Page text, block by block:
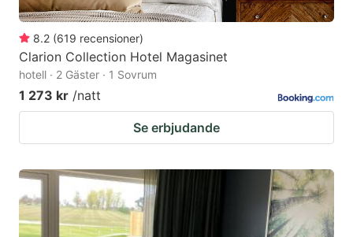
8.2 (619 recensioner)
Clarion Collection Hotel Magasinet
hotell · 2 Gäster · 1 Sovrum
1 273 kr /natt
Se erbjudande